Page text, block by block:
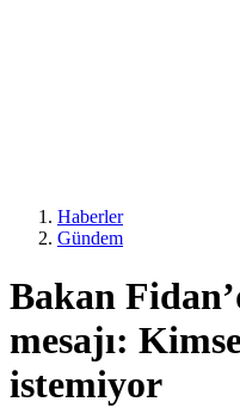
Haberler
Gündem
Bakan
mesajı:
istemiyor